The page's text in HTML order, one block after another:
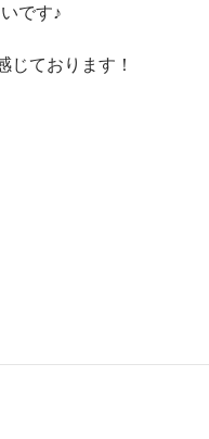
です♪
じております！